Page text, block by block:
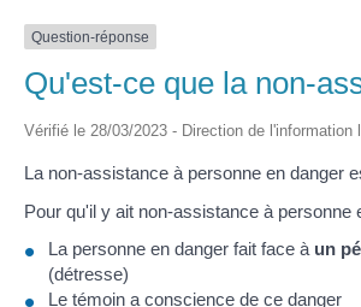
Question-réponse
Qu'est-ce que la non-
Vérifié le 28/03/2023 - Direction de
La non-assistance à personne en danger
Pour qu'il y ait non-assistance à
La personne en danger fait face à un
(détresse)
Le témoin a conscience de ce danger